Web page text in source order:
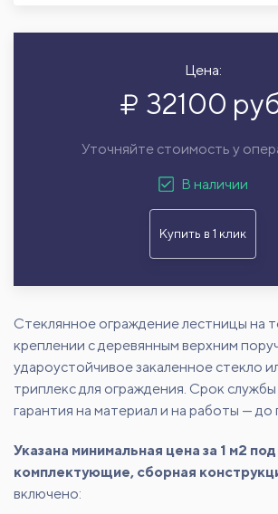
Цена:
32100
Уточняйте стоимость у
В наличии
Купить в 1 клик
Стеклянное ограждение лестницы на
креплении с деревянным верхним
удароустойчивое закаленное стекло
триплекс для ограждения. Срок
гарантия на материал и на работы — до
Указана минимальная цена за 1 м2
комплектующие, сборная
включено: